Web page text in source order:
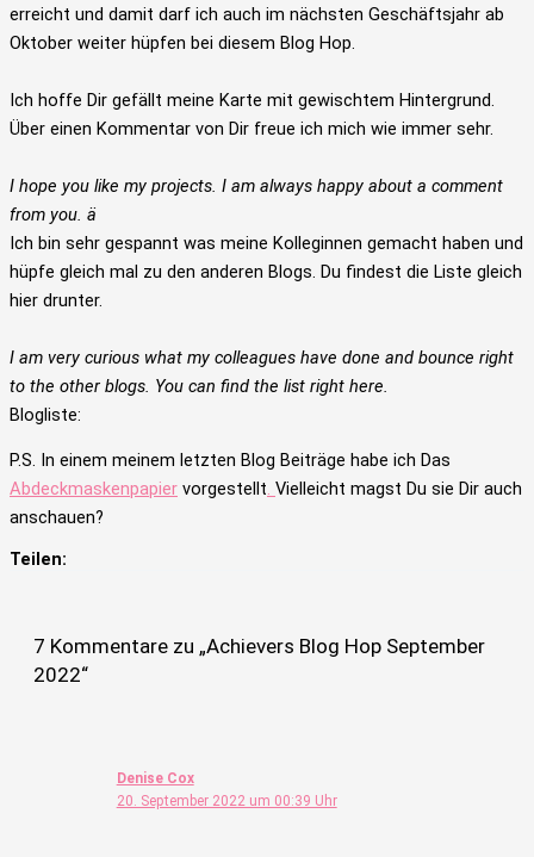
erreicht und damit darf ich auch im nächsten Geschäftsjahr ab
Oktober weiter hüpfen bei diesem Blog Hop.
Ich hoffe Dir gefällt meine Karte mit gewischtem Hintergrund.
Über einen Kommentar von Dir freue ich mich wie immer sehr.
I hope you like my projects. I am always happy about a comment
from you. ä
Ich bin sehr gespannt was meine Kolleginnen gemacht haben und
hüpfe gleich mal zu den anderen Blogs. Du findest die Liste gleich
hier drunter.
I am very curious what my colleagues have done and bounce right
to the other blogs. You can find the list right here.
Blogliste:
P.S. In einem meinem letzten Blog Beiträge habe ich Das
Abdeckmaskenpapier vorgestellt. Vielleicht magst Du sie Dir auch
anschauen?
Teilen:
7 Kommentare zu „Achievers Blog Hop September
2022“
Denise Cox
20. September 2022 um 00:39 Uhr